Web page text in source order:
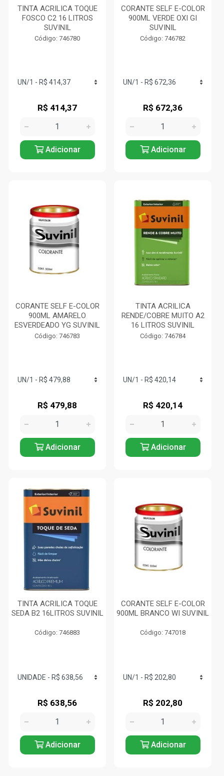
TINTA ACRILICA TOQUE
FOSCO C2 16 LITROS
SUVINIL
Código: 746780
R$ 414,37
Adicionar
CORANTE SELF E-COLOR
900ML VERDE OXI GI
SUVINIL
Código: 746782
R$ 672,36
Adicionar
CORANTE SELF E-COLOR
900ML AMARELO
ESVERDEADO YG SUVINIL
Código: 746783
R$ 479,88
Adicionar
TINTA ACRILICA
RENDE/COBRE MUITO A2
16 LITROS SUVINIL
Código: 746784
R$ 420,14
Adicionar
TINTA ACRILICA TOQUE
SEDA B2 16LITROS SUVINIL
Código: 746883
R$ 638,56
Adicionar
CORANTE SELF E-COLOR
900ML BRANCO WI SUVINIL
Código: 747018
R$ 202,80
Adicionar